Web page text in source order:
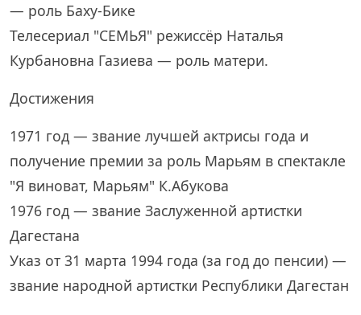
— роль Баху-Бике
Телесериал "СЕМЬЯ" режиссёр Наталья
Курбановна Газиева — роль матери.
Достижения
1971 год — звание лучшей актрисы года и
получение премии за роль Марьям в спектакле
"Я виноват, Марьям" К.Абукова
1976 год — звание Заслуженной артистки
Дагестана
Указ от 31 марта 1994 года (за год до пенсии) —
звание народной артистки Республики Дагестан